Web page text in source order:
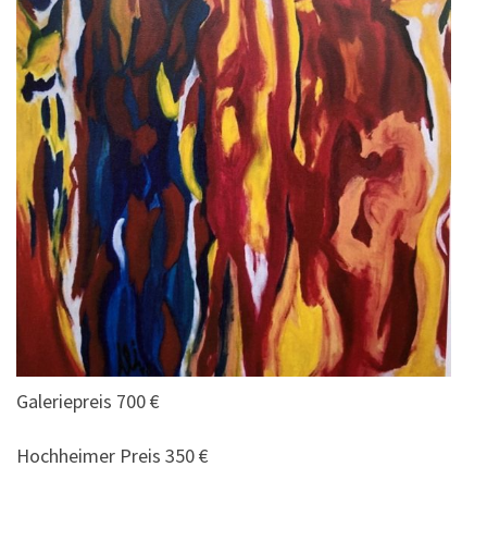
Galeriepreis 700 €
Hochheimer Preis 350 €